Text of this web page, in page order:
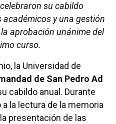
su cabildo
y una gestión
aprobación unánime del
curso.
la Universidad de
de San Pedro Ad
cabildo anual. Durante
la lectura de la memoria
presentación de las